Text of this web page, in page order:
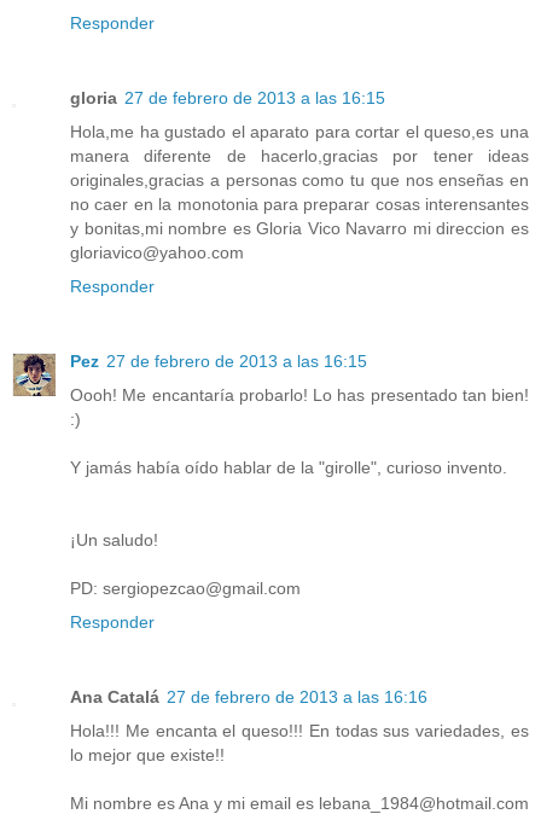
Responder
gloria 27 de febrero de 2013 a las 16:15
Hola,me ha gustado el aparato para cortar el queso,es una
manera diferente de hacerlo,gracias por tener ideas
originales,gracias a personas como tu que nos enseñas en
no caer en la monotonia para preparar cosas interensantes
y bonitas,mi nombre es Gloria Vico Navarro mi direccion es
gloriavico@yahoo.com
Responder
Pez 27 de febrero de 2013 a las 16:15
Oooh! Me encantaría probarlo! Lo has presentado tan bien!
:)
Y jamás había oído hablar de la "girolle", curioso invento.
¡Un saludo!
PD: sergiopezcao@gmail.com
Responder
Ana Catalá 27 de febrero de 2013 a las 16:16
Hola!!! Me encanta el queso!!! En todas sus variedades, es
lo mejor que existe!!
Mi nombre es Ana y mi email es lebana_1984@hotmail.com